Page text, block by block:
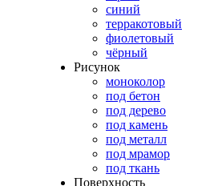
синий
терракотовый
фиолетовый
чёрный
Рисунок
моноколор
под бетон
под дерево
под камень
под металл
под мрамор
под ткань
Поверхность